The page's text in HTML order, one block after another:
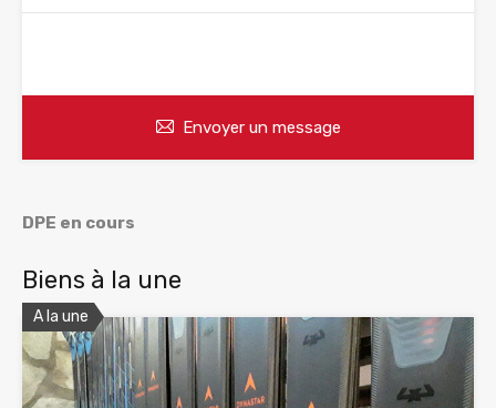
Envoyer un message
DPE en cours
Biens à la une
A la une